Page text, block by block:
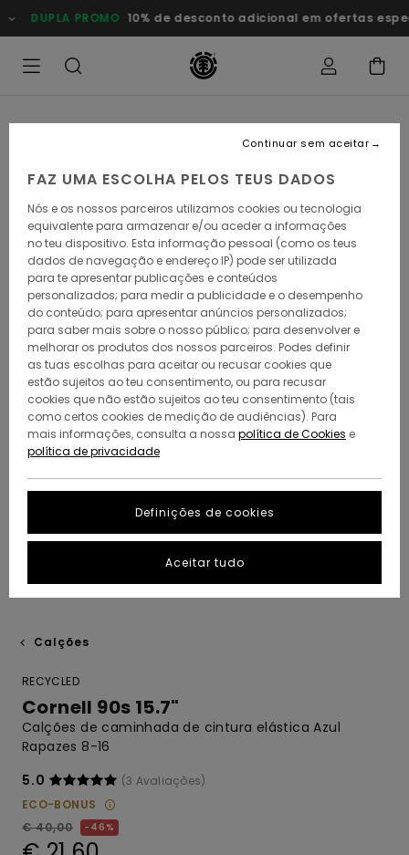
para
a
DUPLA PROMO 10% de desconto adicional em ofertas
Calções
RECYCLED
Cornell 90s 15.7"
Calções de caminhada de cintura elástica Azul
Rapazes 8-16
5.0
(3 Avaliações)
ECO-BONUS
€ 40,00
46%
FAZ UMA ESCOLHA PELOS TEUS DADOS
Nós e os nossos parceiros utilizamos cookies ou tecnologia
equivalente para armazenar e/ou aceder a informações
no teu dispositivo. Esta informação pessoal (como os teus
dados de navegação e endereço IP) pode ser utilizada
para te apresentar publicações e conteúdos
personalizados; para medir a publicidade e o desempenho
do conteúdo; para apresentar anúncios personalizados;
para saber mais sobre o nosso público; para desenvolver e
melhorar os produtos dos nossos parceiros. Podes definir
as tuas escolhas para aceitar ou recusar cookies que
estão sujeitos ao teu consentimento, ou para recusar
cookies que não estão sujeitos ao teu consentimento (tais
como certos cookies de medição de audiências). Para
mais informações, consulta a nossa política de Cookies e
política de privacidade
Definições de cookies
Continuar sem aceitar
Aceitar tudo